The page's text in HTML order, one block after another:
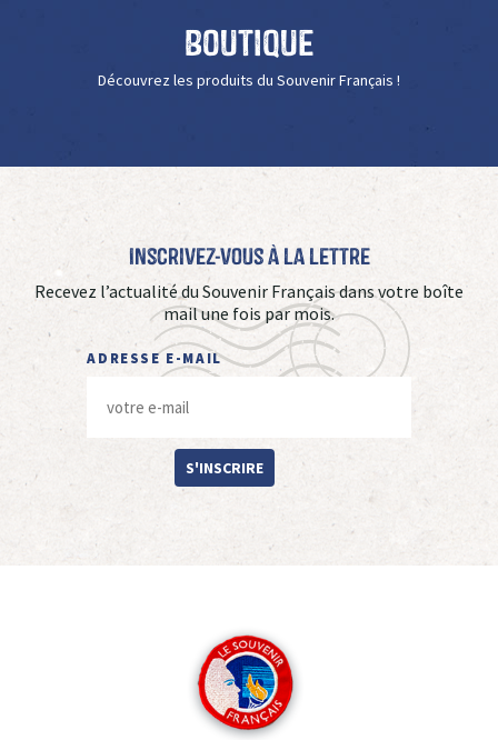
Boutique
Découvrez les produits du Souvenir Français !
Inscrivez-vous à La Lettre
Recevez l’actualité du Souvenir Français dans votre boîte
mail une fois par mois.
ADRESSE E-MAIL
S'INSCRIRE